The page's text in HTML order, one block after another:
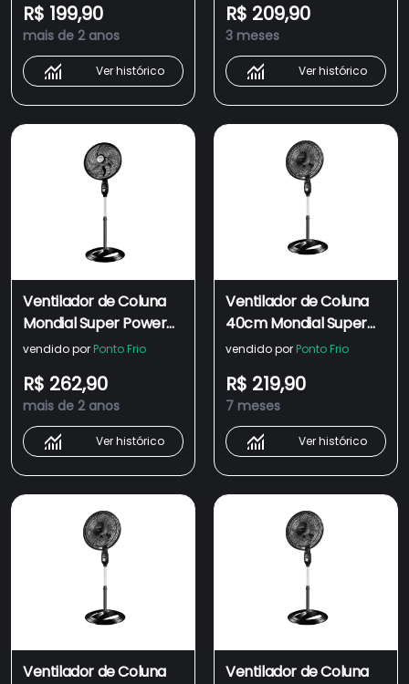
Preto
R$ 199,90
mais de 2 anos
Ver histórico
Preto/Prata
R$ 209,90
3 meses
Ver histórico
Ventilador de Coluna
Mondial Super Power
40cm 6 Pás 3
vendido por Ponto Frio
R$ 262,90
mais de 2 anos
Ver histórico
Ventilador de Coluna
40cm Mondial Super
Power VSP40C 6 Pás 3
Preto/Prata
vendido por Ponto Frio
R$ 219,90
7 meses
Ver histórico
Ventilador de Coluna
Ventilador de Coluna